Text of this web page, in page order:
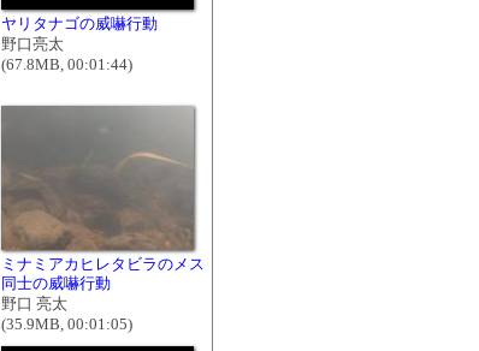
ヤリタナゴの威嚇行動
野口亮太
(67.8MB, 00:01:44)
ミナミアカヒレタビラのメス
同士の威嚇行動
野口 亮太
(35.9MB, 00:01:05)